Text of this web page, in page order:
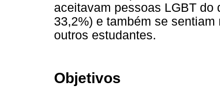
aceitavam pessoas LGBT
33,2%) e também se
outros estudantes.
Objetivos